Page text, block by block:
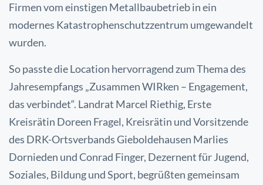
Firmen vom einstigen Metallbaubetrieb in ein
modernes Katastrophenschutzzentrum umgewandelt
wurden.
So passte die Location hervorragend zum Thema des
Jahresempfangs „Zusammen WIRken – Engagement,
das verbindet“. Landrat Marcel Riethig, Erste
Kreisrätin Doreen Fragel, Kreisrätin und Vorsitzende
des DRK-Ortsverbands Gieboldehausen Marlies
Dornieden und Conrad Finger, Dezernent für Jugend,
Soziales, Bildung und Sport, begrüßten gemeinsam